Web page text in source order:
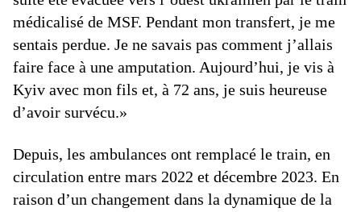
médicalisé de MSF. Pendant mon transfert, je me
sentais perdue. Je ne savais pas comment j’allais
faire face à une amputation. Aujourd’hui, je vis à
Kyiv avec mon fils et, à 72 ans, je suis heureuse
d’avoir survécu.»
Depuis, les ambulances ont remplacé le train, en
circulation entre mars 2022 et décembre 2023. En
raison d’un changement dans la dynamique de la